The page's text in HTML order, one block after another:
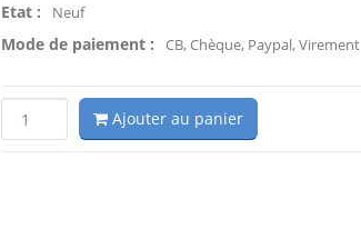
Etat : Neuf
Mode de paiement : CB, Chèque, Paypal, Virement
Ajouter au panier